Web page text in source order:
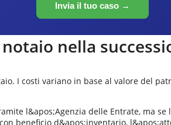
Invia il tuo caso →
nella
I costi variano in base al valore del
l&apos;Agenzia delle Entrate, ma
beneficio d&apos;inventario,